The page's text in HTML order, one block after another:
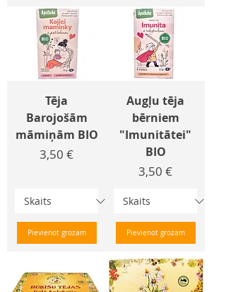
Tēja
Barojošām
māmiņām BIO
Cena
3,50 €
Pievienot grozam
Augļu tēja
bērniem
"Imunitātei"
BIO
Cena
3,50 €
Pievienot grozam